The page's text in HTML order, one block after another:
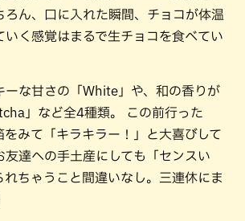
ろん、口に入れた瞬間、チョコが体温
いく感覚はまるで生チョコを食べてい
ーな甘さの「White」や、和の香りが
」など全4種類。 この前行った
をみて「キラキラー！」と大喜びして
友達への手土産にしても「センスい
れちゃうこと間違いなし。三連休にま